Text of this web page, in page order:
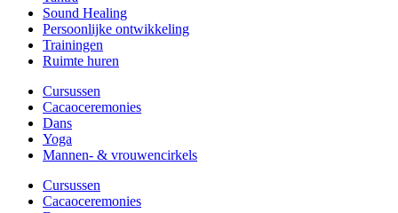
Sound Healing
Persoonlijke ontwikkeling
Trainingen
Ruimte huren
Cursussen
Cacaoceremonies
Dans
Yoga
Mannen- & vrouwencirkels
Cursussen
Cacaoceremonies